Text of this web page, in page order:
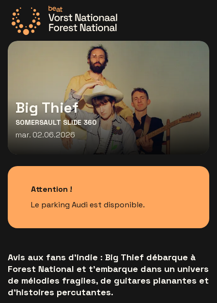
Allez à la page d'accueil
Big Thief
SOMERSAULT SLIDE 360
mar. 02.06.2026
Attention !
Le parking Audi est disponible.
Avis aux fans d’indie : Big Thief débarque à
Forest National et t’embarque dans un univers
de mélodies fragiles, de guitares planantes et
d’histoires percutantes.